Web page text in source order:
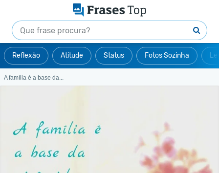
Reflexão Atitude Status Fotos Sozinha
A família é a base da...